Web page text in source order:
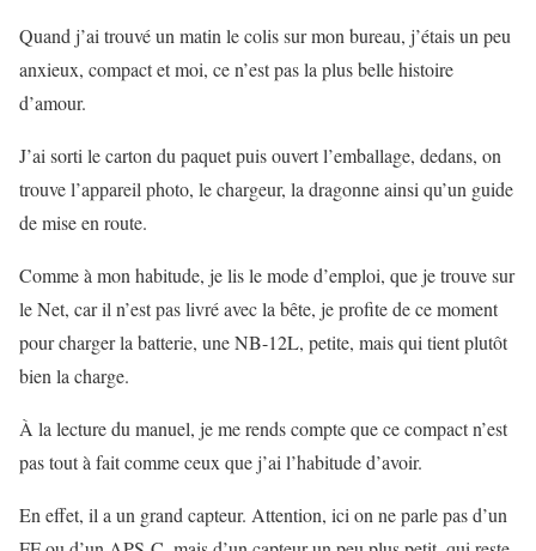
Quand j’ai trouvé un matin le colis sur mon bureau, j’étais un peu
anxieux, compact et moi, ce n’est pas la plus belle histoire
d’amour.
J’ai sorti le carton du paquet puis ouvert l’emballage, dedans, on
trouve l’appareil photo, le chargeur, la dragonne ainsi qu’un guide
de mise en route.
Comme à mon habitude, je lis le mode d’emploi, que je trouve sur
le Net, car il n’est pas livré avec la bête, je profite de ce moment
pour charger la batterie, une NB-12L, petite, mais qui tient plutôt
bien la charge.
À la lecture du manuel, je me rends compte que ce compact n’est
pas tout à fait comme ceux que j’ai l’habitude d’avoir.
En effet, il a un grand capteur. Attention, ici on ne parle pas d’un